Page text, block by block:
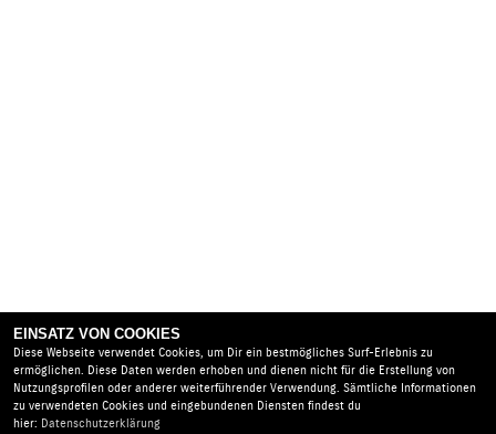
EINSATZ VON COOKIES
Diese Webseite verwendet Cookies, um Dir ein bestmögliches Surf-Erlebnis zu
ermöglichen. Diese Daten werden erhoben und dienen nicht für die Erstellung von
Nutzungsprofilen oder anderer weiterführender Verwendung. Sämtliche Informationen
zu verwendeten Cookies und eingebundenen Diensten findest du
hier: Datenschutzerklärung